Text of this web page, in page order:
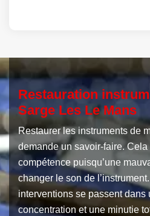
Restauration
Sarge Les Le Mans
Restaurer les instruments de
demande un savoir-faire.
compétence puisqu’une
changer le son de
interventions se passent dans
concentration et une minutie